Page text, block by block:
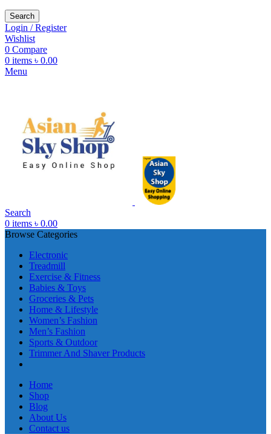
Search
Login / Register
Wishlist
0 Compare
0 items ৳ 0.00
Menu
Search
0 items ৳ 0.00
Browse Categories
Electronic
Treadmill
Exercise & Fitness
Babies & Toys
Groceries & Pets
Home & Lifestyle
Women’s Fashion
Men’s Fashion
Sports & Outdoor
Trimmer And Shaver Products
Home
Shop
Blog
About Us
Contact us